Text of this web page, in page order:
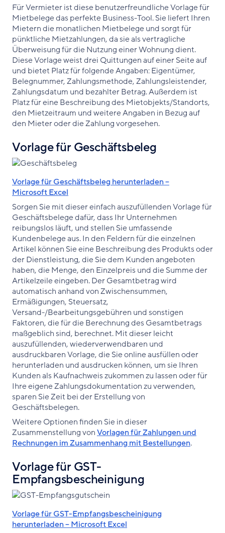
Für Vermieter ist diese benutzerfreundliche Vorlage für
Mietbelege das perfekte Business-Tool. Sie liefert Ihren
Mietern die monatlichen Mietbelege und sorgt für
pünktliche Mietzahlungen, da sie als vertragliche
Überweisung für die Nutzung einer Wohnung dient.
Diese Vorlage weist drei Quittungen auf einer Seite auf
und bietet Platz für folgende Angaben: Eigentümer,
Belegnummer, Zahlungsmethode, Zahlungsleistender,
Zahlungsdatum und bezahlter Betrag. Außerdem ist
Platz für eine Beschreibung des Mietobjekts/Standorts,
den Mietzeitraum und weitere Angaben in Bezug auf
den Mieter oder die Zahlung vorgesehen.
Vorlage für Geschäftsbeleg
Vorlage für Geschäftsbeleg herunterladen –
Microsoft Excel
Sorgen Sie mit dieser einfach auszufüllenden Vorlage für
Geschäftsbelege dafür, dass Ihr Unternehmen
reibungslos läuft, und stellen Sie umfassende
Kundenbelege aus. In den Feldern für die einzelnen
Artikel können Sie eine Beschreibung des Produkts oder
der Dienstleistung, die Sie dem Kunden angeboten
haben, die Menge, den Einzelpreis und die Summe der
Artikelzeile eingeben. Der Gesamtbetrag wird
automatisch anhand von Zwischensummen,
Ermäßigungen, Steuersatz,
Versand-/Bearbeitungsgebühren und sonstigen
Faktoren, die für die Berechnung des Gesamtbetrags
maßgeblich sind, berechnet. Mit dieser leicht
auszufüllenden, wiederverwendbaren und
ausdruckbaren Vorlage, die Sie online ausfüllen oder
herunterladen und ausdrucken können, um sie Ihren
Kunden als Kaufnachweis zukommen zu lassen oder für
Ihre eigene Zahlungsdokumentation zu verwenden,
sparen Sie Zeit bei der Erstellung von
Geschäftsbelegen.
Weitere Optionen finden Sie in dieser
Zusammenstellung vonVorlagen für Zahlungen und
Rechnungen im Zusammenhang mit Bestellungen.
Vorlage für GST-
Empfangsbescheinigung
Vorlage für GST-Empfangsbescheinigung
herunterladen – Microsoft Excel